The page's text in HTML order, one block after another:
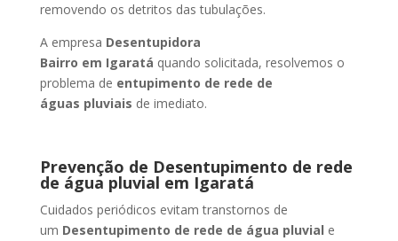
removendo os detritos das tubulações.
A empresa Desentupidora
Bairro em Igaratá quando solicitada, resolvemos o
problema de entupimento de rede de
águas pluviais de imediato.
Prevenção de Desentupimento de rede
de água pluvial em Igaratá
Cuidados periódicos evitam transtornos de
um Desentupimento de rede de água pluvial e